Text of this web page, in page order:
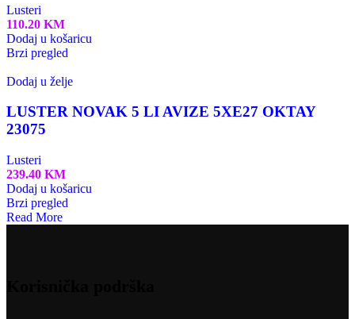
Lusteri
110.20 KM
Dodaj u košaricu
Brzi pregled
Dodaj u želje
LUSTER NOVAK 5 LI AVIZE 5XE27 OKTAY
23075
Lusteri
239.40 KM
Dodaj u košaricu
Brzi pregled
Read More